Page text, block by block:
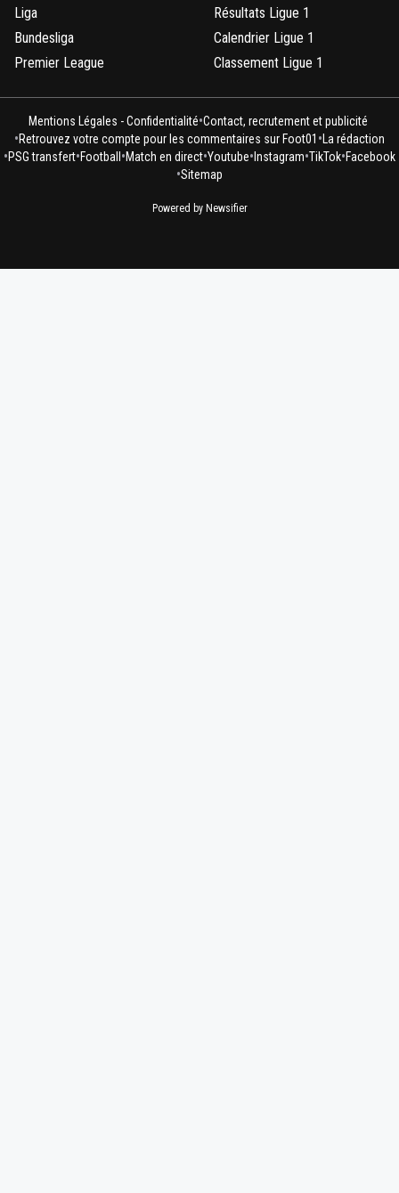
Liga
Bundesliga
Premier League
Résultats Ligue 1
Calendrier Ligue 1
Classement Ligue 1
Mentions Légales - Confidentialité•Contact, recrutement et publicité
•Retrouvez votre compte pour les commentaires sur Foot01 • La rédaction
•PSG transfert•Football •Match en direct•Youtube• Instagram•TikTok•Facebook
•Sitemap
Powered by Newsifier